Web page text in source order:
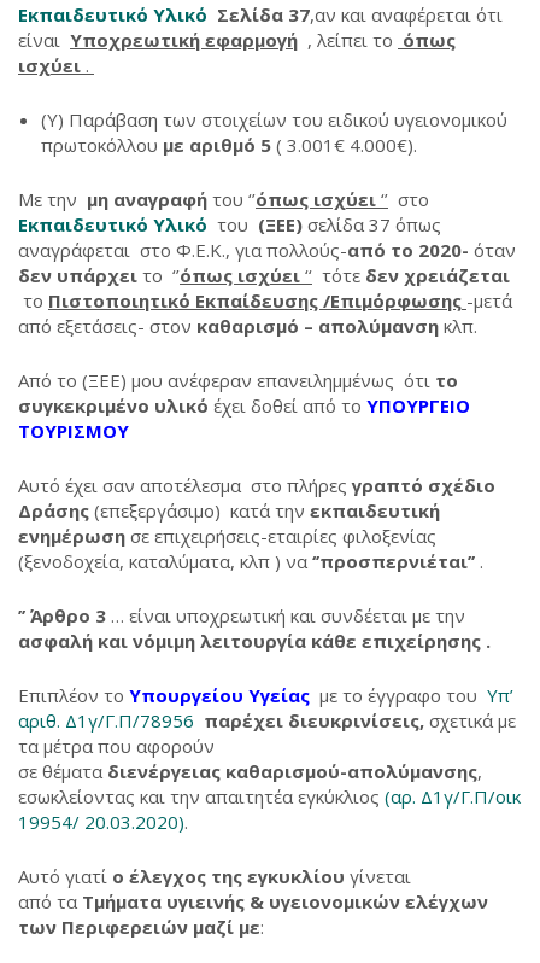
Εκπαιδευτικό Υλικό Σελίδα 37,αν και αναφέρεται ότι
είναι Υποχρεωτική εφαρμογή , λείπει το όπως
ισχύει .
(Υ) Παράβαση των στοιχείων του ειδικού υγειονομικού
πρωτοκόλλου με αριθμό 5 ( 3.001€ 4.000€).
Με την μη αναγραφή του ‘’όπως ισχύει ‘’ στο
Εκπαιδευτικό Υλικό του (ΞΕΕ) σελίδα 37 όπως
αναγράφεται στο Φ.Ε.Κ., για πολλούς-από το 2020- όταν
δεν υπάρχει το ‘’όπως ισχύει ‘‘ τότε δεν χρειάζεται
το Πιστοποιητικό Εκπαίδευσης /Επιμόρφωσης -μετά
από εξετάσεις- στον καθαρισμό – απολύμανση κλπ.
Από το (ΞΕΕ) μου ανέφεραν επανειλημμένως ότι το
συγκεκριμένο υλικό έχει δοθεί από το ΥΠΟΥΡΓΕΙΟ
ΤΟΥΡΙΣΜΟΥ
Αυτό έχει σαν αποτέλεσμα στο πλήρεςγραπτό σχέδιο
Δράσης (επεξεργάσιμο) κατά την εκπαιδευτική
ενημέρωση σε επιχειρήσεις-εταιρίες φιλοξενίας
(ξενοδοχεία, καταλύματα, κλπ ) να ‘’προσπερνιέται’’ .
’’ Άρθρο 3 … είναι υποχρεωτική και συνδέεται με την
ασφαλή και νόμιμη λειτουργία κάθε επιχείρησης .
Επιπλέον το Υπουργείου Υγείας με το έγγραφο του Υπ’
αριθ. Δ1γ/Γ.Π/78956 παρέχει διευκρινίσεις, σχετικά με
τα μέτρα που αφορούν
σε θέματα διενέργειας καθαρισμού-απολύμανσης,
εσωκλείοντας και την απαιτητέα εγκύκλιος (αρ. Δ1γ/Γ.Π/οικ
19954/ 20.03.2020).
Αυτό γιατί ο έλεγχος της εγκυκλίου γίνεται
από τα Τμήματα υγιεινής & υγειονομικών ελέγχων
των Περιφερειών μαζί με: